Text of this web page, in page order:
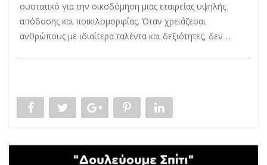
συστατικό για την οικοδόμηση μιας εταιρείας υψηλής
απόδοσης και ποικιλομορφίας. Όταν χρειάζεσαι
ανθρώπους με ιδιαίτερα ταλέντα και δεξιότητες, δεν ...